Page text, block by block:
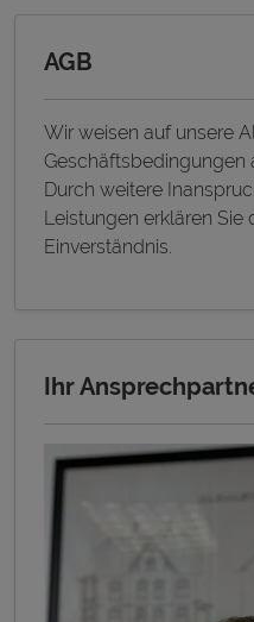
AGB
Wir weisen auf unsere
Geschäftsbedingungen
Durch weitere
Leistungen erklären Sie
Einverständnis.
Ihr